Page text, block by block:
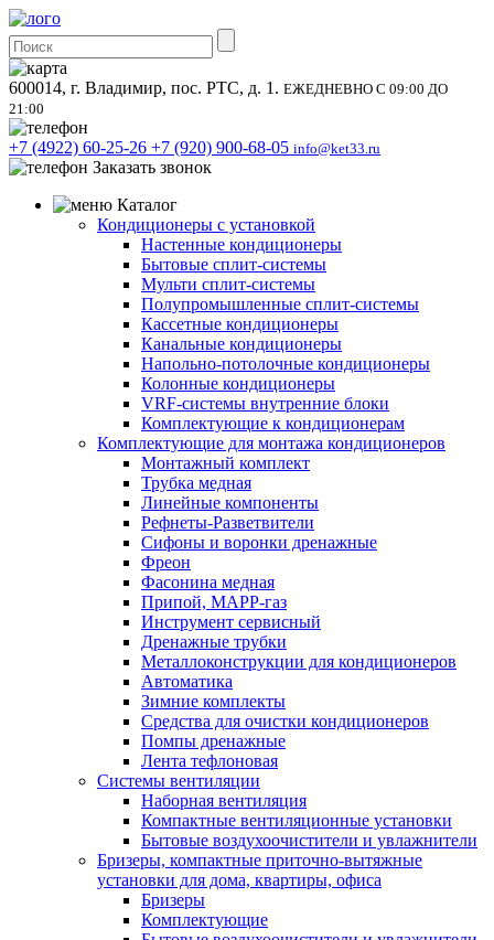
600014, г. Владимир, пос. РТС, д. 1. ЕЖЕДНЕВНО С 09:00 ДО
21:00
+7 (4922) 60-25-26 +7 (920) 900-68-05 info@ket33.ru
Заказать звонок
Каталог
Кондиционеры с установкой
Настенные кондиционеры
Бытовые сплит-системы
Мульти сплит-системы
Полупромышленные сплит-системы
Кассетные кондиционеры
Канальные кондиционеры
Напольно-потолочные кондиционеры
Колонные кондиционеры
VRF-системы внутренние блоки
Комплектующие к кондиционерам
Комплектующие для монтажа кондиционеров
Монтажный комплект
Трубка медная
Линейные компоненты
Рефнеты-Разветвители
Сифоны и воронки дренажные
Фреон
Фасонина медная
Припой, МАРР-газ
Инструмент сервисный
Дренажные трубки
Металлоконструкции для кондиционеров
Автоматика
Зимние комплекты
Средства для очистки кондиционеров
Помпы дренажные
Лента тефлоновая
Системы вентиляции
Наборная вентиляция
Компактные вентиляционные установки
Бытовые воздухоочистители и увлажнители
Бризеры, компактные приточно-вытяжные
установки для дома, квартиры, офиса
Бризеры
Комплектующие